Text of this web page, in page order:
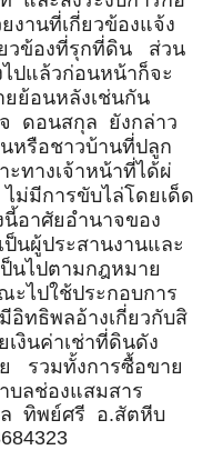
งานที่เกี่ยวข้องแจ้ง
วข้องที่รุกที่ดิน ส่วน
ไปแล้วก่อนหน้าก็จะ
ย้อนหลังเช่นกัน
นสกุล ยังกล่าว
หรือชาวบ้านที่ปลูก
ะทางเจ้าหน้าที่ได้ผ่
ม่มีการขับไล่โดยเด็ด
นี้อาศัยอำนาจของ
ป็นผู้ประสานงานและ
ป็นไปตามกฎหมาย
ะไปใช้ประกอบการ
อิทธิพลอ้างเกี่ยวกับสิ
งินค่าเช่าที่ดินดัง
รวมทั้งการซื้อขาย
บลช่องแสมสาร
ล ทิพย์ศรี อ.สัตหีบ